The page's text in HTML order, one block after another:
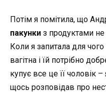
Потім я помітила, що
пакунки з продуктами не
Коли я запитала для
вагітна і їй потрібно
купує все це її чоловік
щось розповідав про